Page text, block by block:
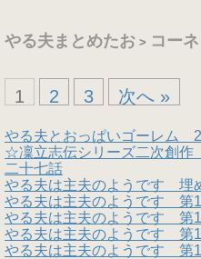
やる夫まとめたお > コー
1 2 3 次へ »
やる夫とおっぱいゴーレム
☆凜立志伝シリーズ二次創
二十七話
やる夫は主夫のようです 埋
やる夫は主夫のようです 第
やる夫は主夫のようです 第
やる夫は主夫のようです 第
やる夫は主夫のようです 第